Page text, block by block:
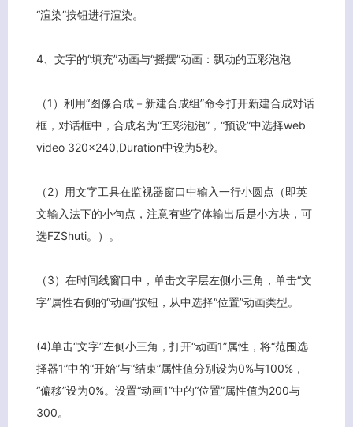
“渲染”按钮进行渲染。
4、 文字的“填充”动画与“摇摆”动画：飘动的五彩泡泡
（1）利用“图像合成－新建合成组”命令打开新建合成对话
框，对话框中，合成名为“五彩泡泡”，“预设”中选择web
video 320×240,Duration中设为5秒。
（2）用文字工具在监视器窗口中输入一行小圆点（即英
文输入法下的小句点，注意有些字体输出后是小方块，可
选FZShuti。）。
（3）在时间线窗口中，单击文字层左侧小三角，单击“文
字”属性右侧的“动画”按钮，从中选择“位置”动画类型。
(4)单击“文字”左侧小三角，打开“动画1”属性，将“范围选
择器1”中的“开始”与“结束”属性值分别设为0%与100%，
“偏移”设为0%。设置“动画1”中的“位置”属性值为200与
300。